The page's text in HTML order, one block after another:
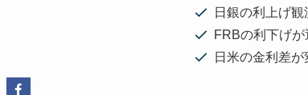
日銀の利上げ観
FRBの利下げ
日米の金利差